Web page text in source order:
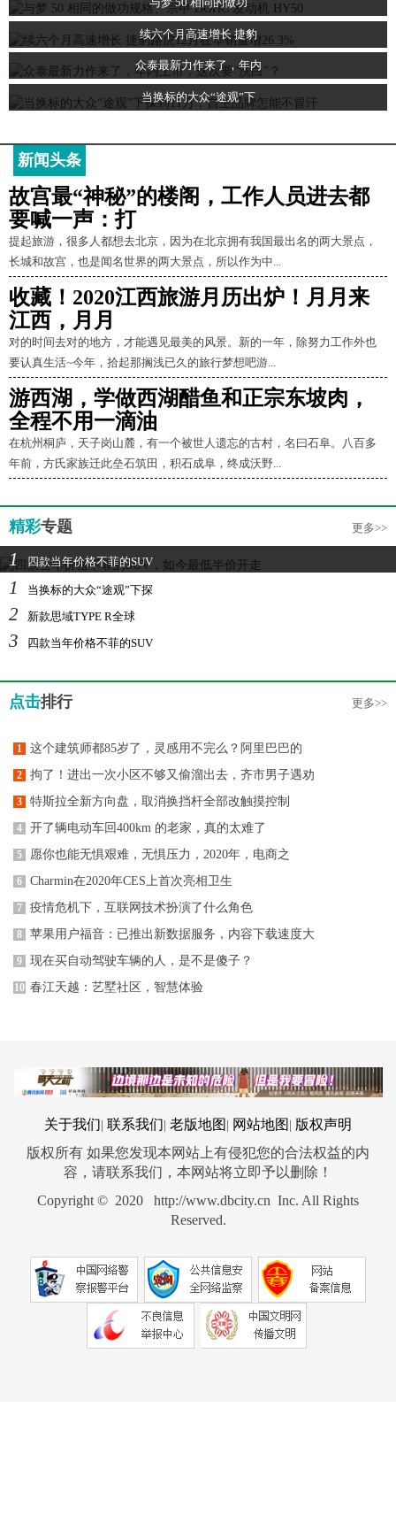
续六个月高速增长 捷豹
众泰最新力作来了，年内
当换标的大众“途观”下
新闻头条
故宫最“神秘”的楼阁，工作人员进去都
要喊一声：打
提起旅游，很多人都想去北京，因为在北京拥有我国最出名的两大景点，
长城和故宫，也是闻名世界的两大景点，所以作为中...
收藏！2020江西旅游月历出炉！月月来
江西，月月
对的时间去对的地方，才能遇见最美的风景。新的一年，除努力工作外也
要认真生活~今年，拾起那搁浅已久的旅行梦想吧游...
游西湖，学做西湖醋鱼和正宗东坡肉，
全程不用一滴油
在杭州桐庐，天子岗山麓，有一个被世人遗忘的古村，名曰石阜。八百多
年前，方氏家族迁此垒石筑田，积石成阜，终成沃野...
精彩专题 更多>>
1 四款当年价格不菲的SUV
1 当换标的大众“途观”下探
2 新款思域TYPE R全球
3 四款当年价格不菲的SUV
点击排行 更多>>
1 这个建筑师都85岁了，灵感用不完么？阿里巴巴的
2 拘了！进出一次小区不够又偷溜出去，齐市男子遇劝
3 特斯拉全新方向盘，取消换挡杆全部改触摸控制
4 开了辆电动车回400km 的老家，真的太难了
5 愿你也能无惧艰难，无惧压力，2020年，电商之
6 Charmin在2020年CES上首次亮相卫生
7 疫情危机下，互联网技术扮演了什么角色
8 苹果用户福音：已推出新数据服务，内容下载速度大
9 现在买自动驾驶车辆的人，是不是傻子？
10 春江天越：艺墅社区，智慧体验
关于我们 联系我们 老版地图 网站地图
版权声明
版权所有 如果您发现本网站上有侵犯您的合法权益的内
容，请联系我们，本网站将立即予以删除！
Copyright © 2020 http://www.dbcity.cn Inc. All Rights
Reserved.